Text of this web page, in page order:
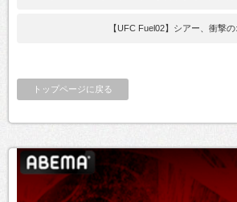
【UFC Fuel02】シアー、衝撃
トップページに戻る